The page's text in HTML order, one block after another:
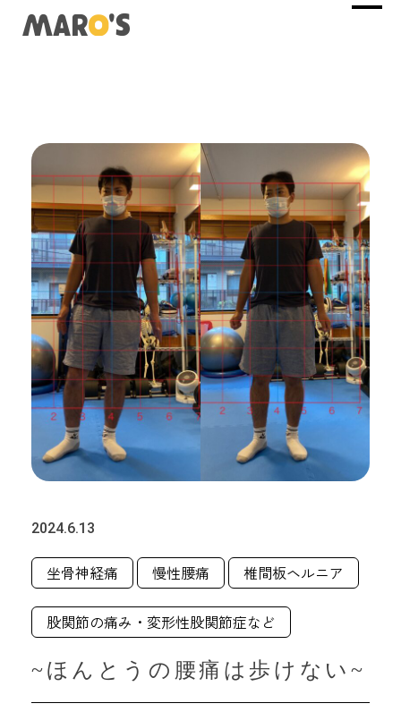
2024.6.13
坐骨神経痛 慢性腰痛 椎間板ヘルニア
股関節の痛み・変形性股関節症など
~ほんとうの腰痛は歩けない~